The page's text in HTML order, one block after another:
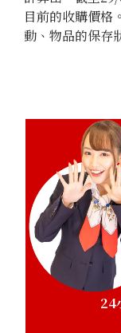
Gold Platinum
HKD 90,138.31
目前的收購價格
動、物品的保存
24